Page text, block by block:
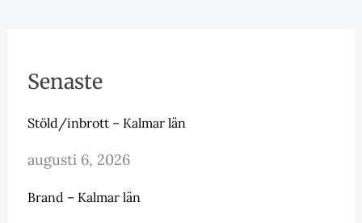
Senaste
Stöld/inbrott – Kalmar län
augusti 6, 2026
Brand – Kalmar län